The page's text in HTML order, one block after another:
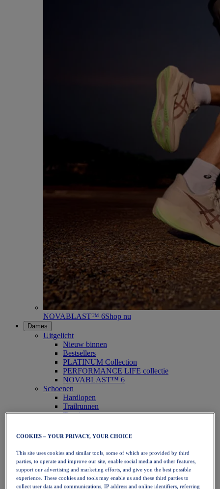
NOVABLAST™ 6Shop nu
Dames
Uitgelicht
Nieuw binnen
Bestsellers
PLATINUM Collection
PERFORMANCE LIFE collectie
NOVABLAST™ 6
Schoenen
Hardlopen
Trailrunnen
Tennis
Handbal
Netbal
SportStyle
Bovenkleding
Sport-bh's
Tanktops
COOKIES – YOUR PRIVACY, YOUR CHOICE
This site uses cookies and similar tools, some of which are provided by third
parties, to operate and improve our site, enable social media and other features,
support our advertising and marketing efforts, and give you the best possible
experience. These cookies and tools may enable us and these third parties to
collect user data and communications, IP address and online identifiers, referring